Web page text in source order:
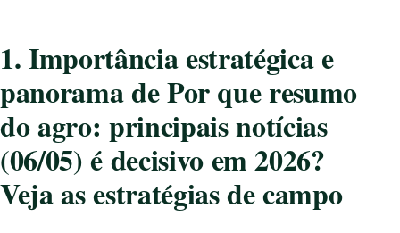
1. Importância estratégica e
panorama de Por que resumo
do agro: principais notícias
(06/05) é decisivo em 2026?
Veja as estratégias de campo